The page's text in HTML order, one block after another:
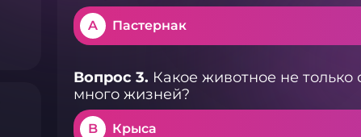
A Пастернак
Вопрос 3. Какое животное не
много жизней?
B Крыса